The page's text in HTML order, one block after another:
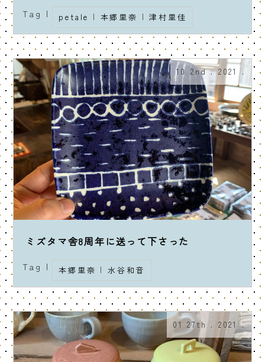
Tag | petale | 本郷里奈 |津村里佳
10 2nd . 2021 .
ミズタマ舎8周年に送って下さった
Tag | 本郷里奈 |水谷和音
01 27th . 2021 .